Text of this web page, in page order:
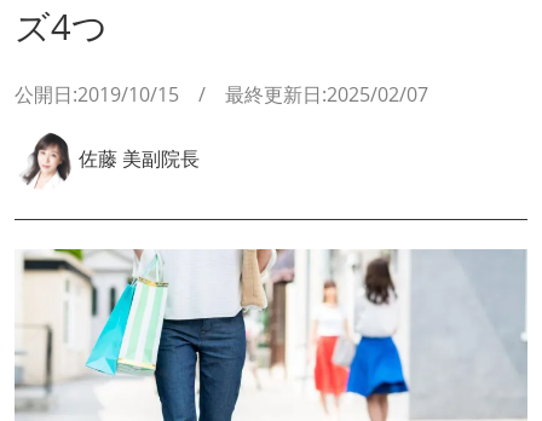
ズ4つ
公開日:2019/10/15 / 最終更新日:2025/02/07
佐藤 美副院長